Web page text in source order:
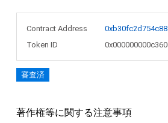
ールで送付します。
●NFT作品名と音の説明
NFT作品名の冒頭に付加された、前半の
坂本龍一」の場合は、1小節目の1音目の
Contract Address
Token ID
審査済
著作権等に関する注意事項